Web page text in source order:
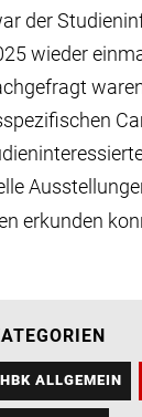
der
wieder
erkunden
HBK ALLGEMEIN